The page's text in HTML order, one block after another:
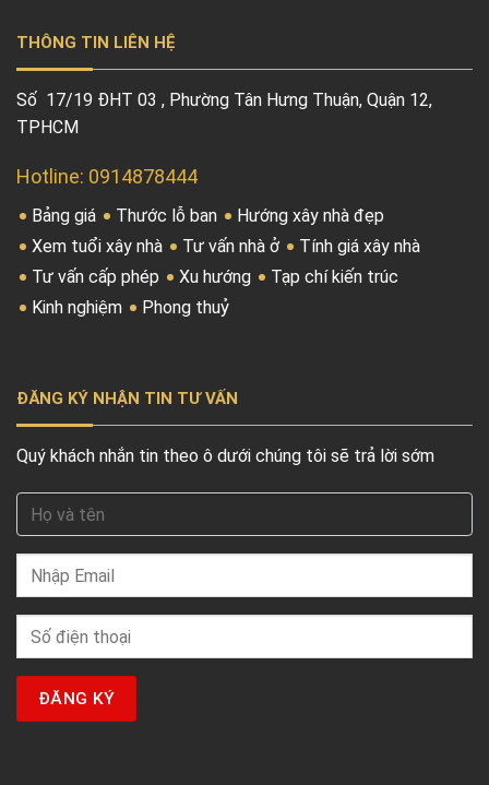
THÔNG TIN LIÊN HỆ
Số 17/19 ĐHT 03 , Phường Tân Hưng Thuận, Quận 12,
TPHCM
Hotline: 0914878444
Bảng giá Thước lỗ ban
Hướng xây nhà đẹp
Xem tuổi xây nhà
Tư vấn nhà ở
Tính giá xây nhà
Tư vấn cấp phép
Xu hướng
Tạp chí kiến trúc
Kinh nghiệm
Phong thuỷ
ĐĂNG KÝ NHẬN TIN TƯ VẤN
Quý khách nhắn tin theo ô dưới chúng tôi sẽ trả lời sớm